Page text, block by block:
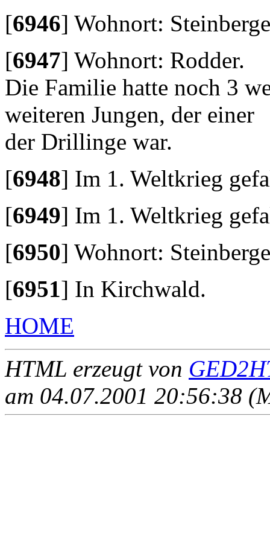
[6946] Wohnort:
[6947] Wohnort: Rodder.
Die Familie hatte noch 3
weiteren Jungen, der einer
der Drillinge war.
[6948] Im 1. Weltkrieg
[6949] Im 1. Weltkrieg
[6950] Wohnort:
[6951] In Kirchwald.
HOME
HTML erzeugt von
am 04.07.2001 20:56:38